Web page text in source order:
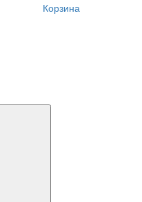
Корзина